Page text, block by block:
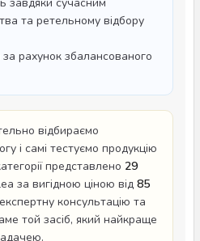
та ретельному відбору
рахунок збалансованого
відбираємо
і самі тестуємо продукцію
представлено 29
за вигідною ціною від 85
консультацію та
той засіб, який найкраще